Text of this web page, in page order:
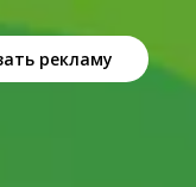
рекламу